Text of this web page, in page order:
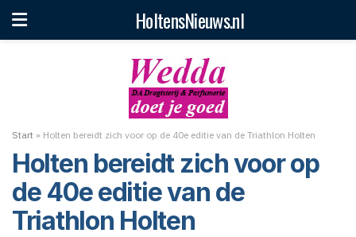
HoltensNieuws.nl
Start » Holten bereidt zich voor op de 40e editie van de Triathlon Holten
Holten bereidt zich voor op
de 40e editie van de
Triathlon Holten